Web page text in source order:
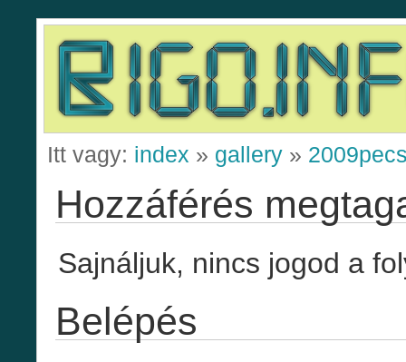
Itt vagy: index » gallery»
Hozzáférés
Sajnáljuk, nincs jogod a
Belépés